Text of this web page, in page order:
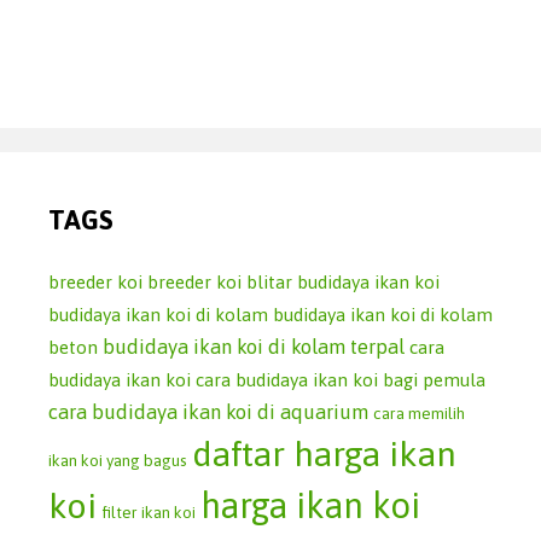
TAGS
breeder koi breeder koi blitar budidaya ikan koi
budidaya ikan koi di kolam budidaya ikan koi di kolam
beton budidaya ikan koi di kolam terpal cara
budidaya ikan koi cara budidaya ikan koi bagi pemula
cara budidaya ikan koi di aquarium cara memilih
ikan koi yang bagus daftar harga ikan
koi filter ikan koi harga ikan koi